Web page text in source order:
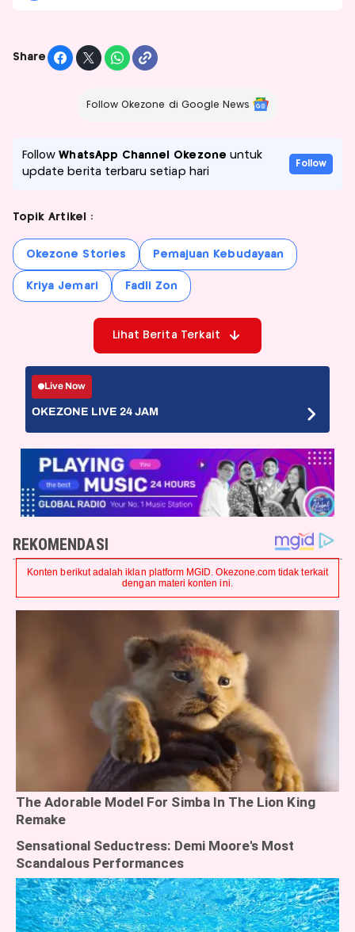
Share
Follow Okezone di Google News
FollowWhatsApp Channel Okezone untuk
update berita terbaru setiap hari
Follow
Topik Artikel :
Okezone Stories Pemajuan Kebudayaan
Kriya Jemari Fadli Zon
Lihat Berita Terkait
Live Now
OKEZONE LIVE 24 JAM